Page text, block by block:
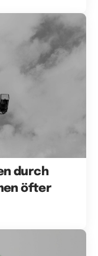
durch
öfter